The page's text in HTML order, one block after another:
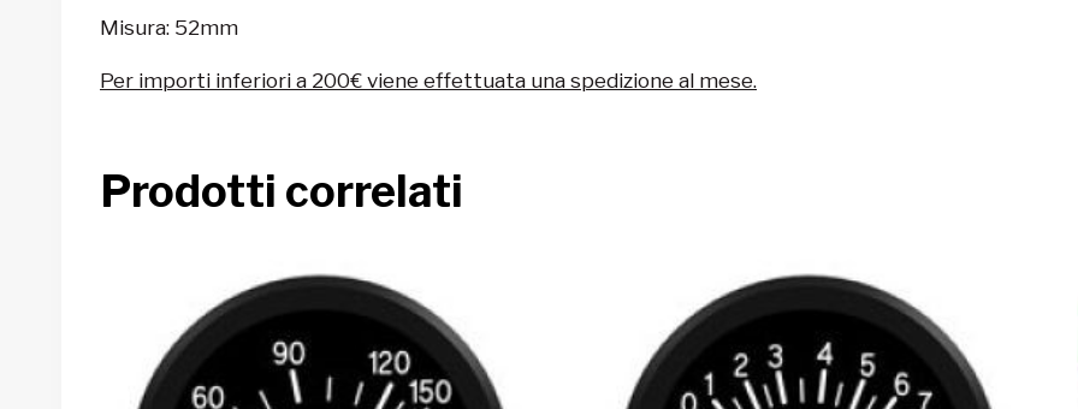
Misura: 52mm
Per importi inferiori a 200€ viene effettuata una spedizione al mese.
Prodotti correlati